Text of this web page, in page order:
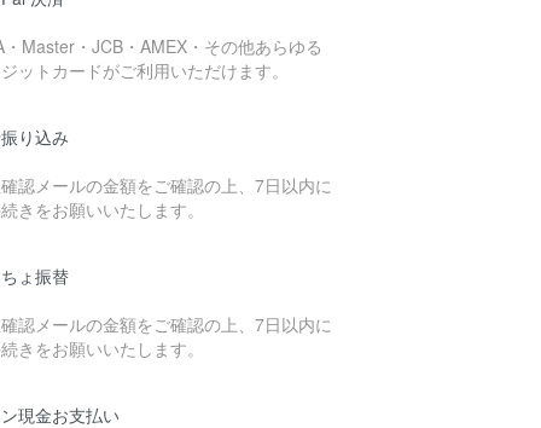
・Master・JCB・AMEX・その他あらゆる
ットカードがご利用いただけます。
り込み
認メールの金額をご確認の上、7日以内に
きをお願いいたします。
ょ振替
認メールの金額をご確認の上、7日以内に
きをお願いいたします。
現金お支払い